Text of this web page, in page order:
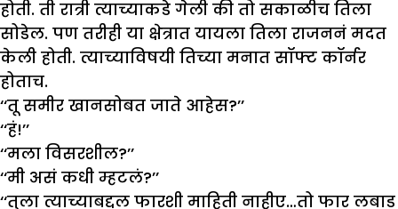
होती. ती रात्री त्याच्याकडे गेली की तो सकाळीच तिला
सोडेल. पण तरीही या क्षेत्रात यायला तिला राजननं मदत
केली होती. त्याच्याविषयी तिच्या मनात सॉफ्ट कॉर्नर
होताच.
‘‘तू समीर खानसोबत जाते आहेस?’’
‘‘हं!’’
‘‘मला विसरशील?’’
‘‘मी असं कधी म्हटलं?’’
‘‘तुला त्याच्याबद्दल फारशी माहिती नाहीए…तो फार लबाड